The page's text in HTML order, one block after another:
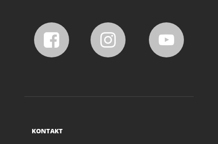
KONTAKT